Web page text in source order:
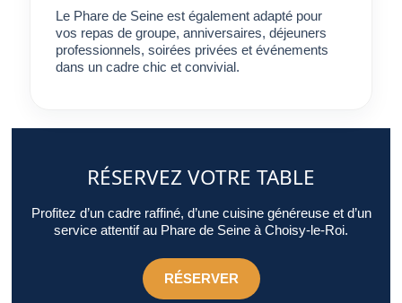
Le Phare de Seine est également adapté pour
vos repas de groupe, anniversaires, déjeuners
professionnels, soirées privées et événements
dans un cadre chic et convivial.
RÉSERVEZ VOTRE TABLE
Profitez d’un cadre raffiné, d’une cuisine généreuse et d’un
service attentif au Phare de Seine à Choisy-le-Roi.
RÉSERVER